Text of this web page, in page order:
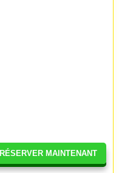
RÉSERVER MAINTENANT